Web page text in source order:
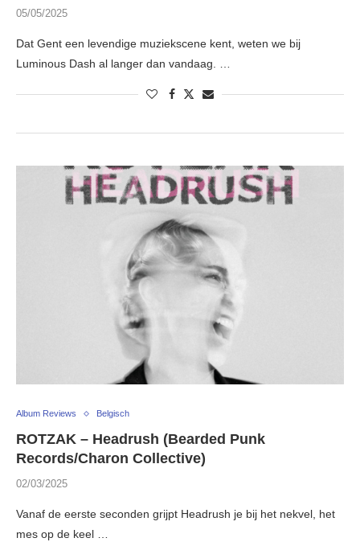
05/05/2025
Dat Gent een levendige muziekscene kent, weten we bij
Luminous Dash al langer dan vandaag. …
Album Reviews Belgisch
ROTZAK – Headrush (Bearded Punk
Records/Charon Collective)
02/03/2025
Vanaf de eerste seconden grijpt Headrush je bij het nekvel, het
mes op de keel …